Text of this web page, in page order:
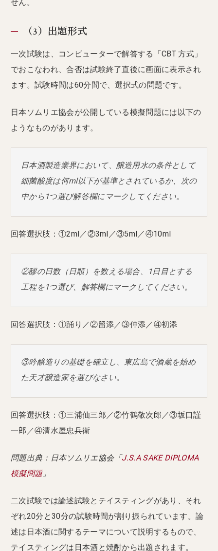
せん。
（3）出題形式
一次試験は、コンピューターで解答する「CBT 方式」
でおこなわれ、合否は試験終了直後に画面に表示され
ます。試験時間は60分間で、選択式の問題です。
日本ソムリエ協会が公開している模擬問題には以下の
ようなものがあります。
日本酒製造業界において、醸造用水の条件として
細菌酸度は何ml以下が基準とされているか、次の
中から1つ選び解答欄にマークしてください。
回答選択肢：①2ml／②3ml／③5ml／④10ml
②醪の日数（日順）を数える場合、1日目とする
工程を1つ選び、解答欄にマークしてください。
回答選択肢：①踊り／②留添／③仲添／④初添
③吟醸造りの基礎を確立し、東広島で酒蔵を始め
た天才醸造家を選びなさい。
回答選択肢：①三浦仙三郎／②竹鶴敬次郎／③坂口謹
一郎／④清水屋忠兵衛
問題出典：日本ソムリエ協会「J.S.A SAKE DIPLOMA
模擬問題」
二次試験では論述試験とテイスティングがあり、それ
ぞれ20分と30分の試験時間が割り振られています。論
述は日本酒に関するテーマについて説明するもので、
テイスティングは日本酒と焼酎から出題されます。